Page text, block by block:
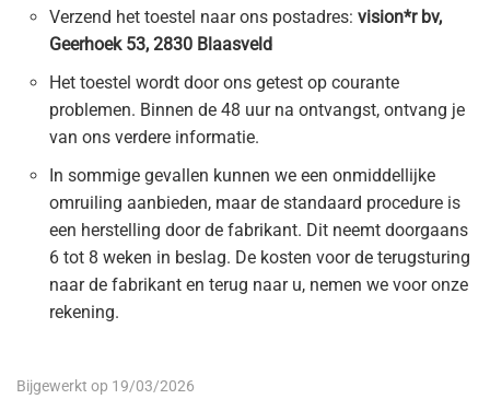
Verzend het toestel naar ons postadres: vision*r bv,
Geerhoek 53, 2830 Blaasveld
Het toestel wordt door ons getest op courante
problemen. Binnen de 48 uur na ontvangst, ontvang je
van ons verdere informatie.
In sommige gevallen kunnen we een onmiddellijke
omruiling aanbieden, maar de standaard procedure is
een herstelling door de fabrikant. Dit neemt doorgaans
6 tot 8 weken in beslag. De kosten voor de terugsturing
naar de fabrikant en terug naar u, nemen we voor onze
rekening.
Bijgewerkt op 19/03/2026